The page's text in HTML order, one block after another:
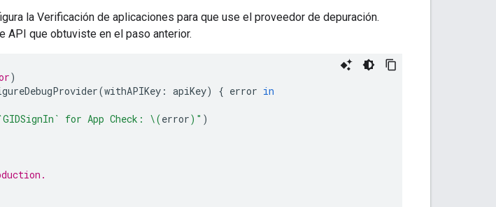
la Verificación de aplicaciones para que use el proveedor de depuración.
API que obtuviste en el paso anterior.
)
(withAPIKey : apiKey) { error in
for App Check: \(error) " )